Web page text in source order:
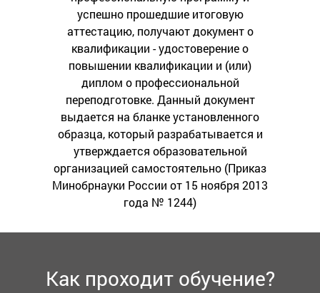
успешно прошедшие итоговую
аттестацию, получают документ о
квалификации - удостоверение о
повышении квалификации и (или)
диплом о профессиональной
переподготовке. Данный документ
выдается на бланке установленного
образца, который разрабатывается и
утверждается образовательной
организацией самостоятельно (Приказ
Минобрнауки России от 15 ноября 2013
года № 1244)
Как проходит обучение?